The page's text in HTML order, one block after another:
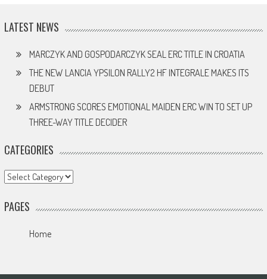
LATEST NEWS
MARCZYK AND GOSPODARCZYK SEAL ERC TITLE IN CROATIA
THE NEW LANCIA YPSILON RALLY2 HF INTEGRALE MAKES ITS
DEBUT
ARMSTRONG SCORES EMOTIONAL MAIDEN ERC WIN TO SET UP
THREE-WAY TITLE DECIDER
CATEGORIES
Categories
PAGES
Home